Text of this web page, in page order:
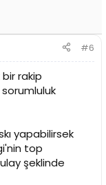
#6
rakip
yapabilirsek
top
şeklinde